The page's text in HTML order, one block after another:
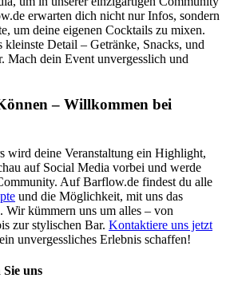
erwarten dich nicht nur Infos, sondern
um deine eigenen Cocktails zu mixen.
Detail – Getränke, Snacks, und
Mach dein Event unvergesslich und
– Willkommen bei
wird deine Veranstaltung ein Highlight,
auf Social Media vorbei und werde
Auf Barflow.de findest du alle
und die Möglichkeit, mit uns das
Wir kümmern uns um alles – von
zur stylischen Bar. Kontaktiere uns jetzt
unvergessliches Erlebnis schaffen!
uns